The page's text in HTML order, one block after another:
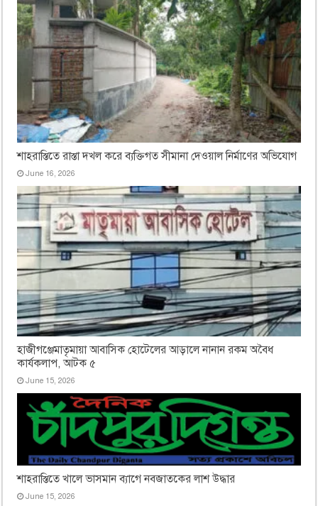
শাহরাস্তিতে রাস্তা দখল করে ব্যক্তিগত সীমানা দেওয়াল নির্মাণের অভিযোগ
June 16, 2026
হাজীগঞ্জেমাতৃমায়া আবাসিক হোটেলের আড়ালে নানান রকম অবৈধ
কার্যকলাপ, আটক ৫
June 15, 2026
শাহরাস্তিতে খালে ভাসমান ব্যাগে নবজাতকের লাশ উদ্ধার
June 15, 2026